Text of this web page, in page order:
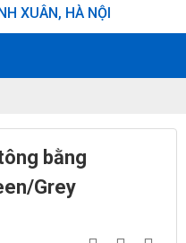
XUÂN, HÀ NỘI
bằng
Grey